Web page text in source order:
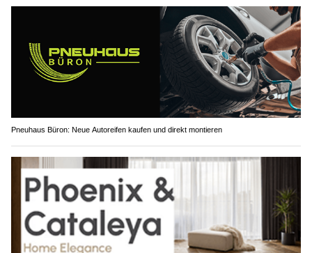
Pneuhaus Büron: Neue Autoreifen kaufen und direkt montieren